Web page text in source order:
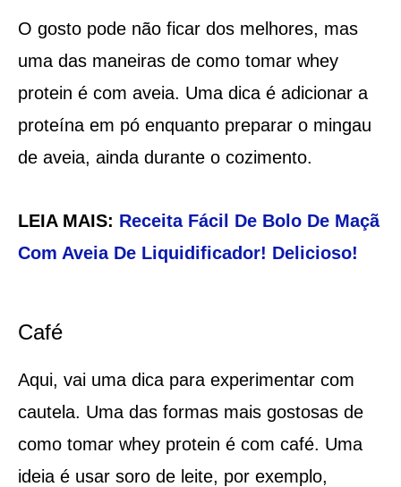
O gosto pode não ficar dos melhores, mas
uma das maneiras de como tomar whey
protein é com aveia. Uma dica é adicionar a
proteína em pó enquanto preparar o mingau
de aveia, ainda durante o cozimento.
LEIA MAIS: Receita Fácil De Bolo De Maçã
Com Aveia De Liquidificador! Delicioso!
Café
Aqui, vai uma dica para experimentar com
cautela. Uma das formas mais gostosas de
como tomar whey protein é com café. Uma
ideia é usar soro de leite, por exemplo,